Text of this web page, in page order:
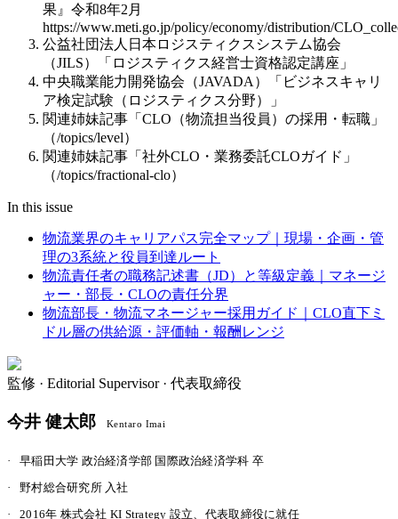
果』令和8年2月
https://www.meti.go.jp/policy/economy/distribution/
公益社団法人日本ロジスティクスシステム協会
（JILS）「ロジスティクス経営士資格認定講座」
中央職業能力開発協会（JAVADA）「ビジネスキャリ
ア検定試験（ロジスティクス分野）」
関連姉妹記事「CLO（物流担当役員）の採用・転職」
（/topics/level）
関連姉妹記事「社外CLO・業務委託CLOガイド」
（/topics/fractional-clo）
In this issue
物流業界のキャリアパス完全マップ｜現場・企画・管
理の3系統と役員到達ルート
物流責任者の職務記述書（JD）と等級定義｜マネージ
ャー・部長・CLOの責任分界
物流部長・物流マネージャー採用ガイド｜CLO直下ミ
ドル層の供給源・評価軸・報酬レンジ
監修 · Editorial Supervisor · 代表取締役
今井 健太郎 Kentaro Imai
·
早稲田大学 政治経済学部 国際政治経済学科 卒
·
野村総合研究所 入社
·
2016年 株式会社 KI Strategy 設立、代表取締役に就任